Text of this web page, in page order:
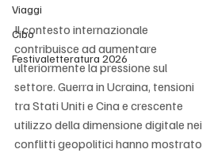
Viaggi
Cibo
Festivaletteratura 2026
Il contesto internazionale
contribuisce ad aumentare
ulteriormente la pressione sul
settore. Guerra in Ucraina, tensioni
tra Stati Uniti e Cina e crescente
utilizzo della dimensione digitale nei
conflitti geopolitici hanno mostrato